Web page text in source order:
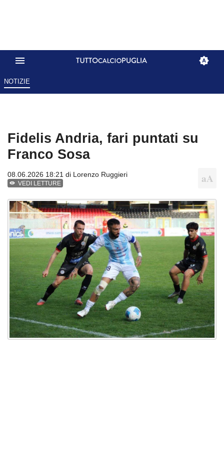
NOTIZIE
Fidelis Andria, fari puntati su
Franco Sosa
08.06.2026 18:21 di Lorenzo Ruggieri
VEDI LETTURE